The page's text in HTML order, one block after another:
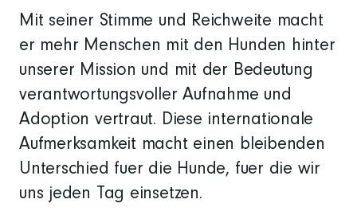
Mit seiner Stimme und Reichweite macht
er mehr Menschen mit den Hunden hinter
unserer Mission und mit der Bedeutung
verantwortungsvoller Aufnahme und
Adoption vertraut. Diese internationale
Aufmerksamkeit macht einen bleibenden
Unterschied fuer die Hunde, fuer die wir
uns jeden Tag einsetzen.